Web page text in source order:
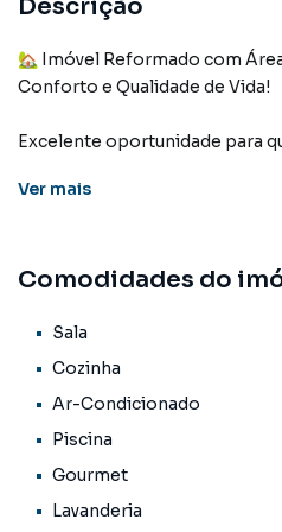
Descrição
🏡 Imóvel Reformado com
Conforto e Qualidade de Vida!
Excelente oportunidade para
área de lazer perfeita para
✨ Diferenciais do imóvel:
- Área de lazer completa com:
- Piscina
- Fogão de alta pressão
- Pequeno pomar com
acerola, cajamanga e outras)
- Varanda ampla e aconchegante
Ver mais
Comodidades do
Sala
Cozinha
Ar-Condicionado
Piscina
Gourmet
Lavanderia